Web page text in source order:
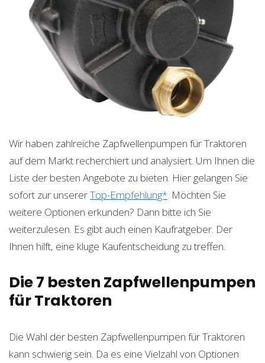
Wir haben zahlreiche Zapfwellenpumpen für Traktoren
auf dem Markt recherchiert und analysiert. Um Ihnen die
Liste der besten Angebote zu bieten. Hier gelangen Sie
sofort zur unsererTop-Empfehlung*. Möchten Sie
weitere Optionen erkunden? Dann bitte ich Sie
weiterzulesen. Es gibt auch einen Kaufratgeber. Der
Ihnen hilft, eine kluge Kaufentscheidung zu treffen.
Die 7 besten Zapfwellenpumpen
für Traktoren
Die Wahl der besten Zapfwellenpumpen für Traktoren
kann schwierig sein. Da es eine Vielzahl von Optionen